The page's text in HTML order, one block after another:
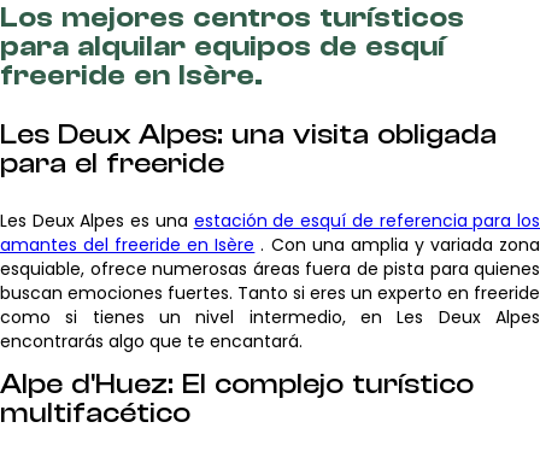
Los mejores centros turísticos
para alquilar equipos de esquí
freeride en Isère.
Les Deux Alpes: una visita obligada
para el freeride
Les Deux Alpes es una estación de esquí de referencia para los
amantes del freeride en Isère . Con una amplia y variada zona
esquiable, ofrece numerosas áreas fuera de pista para quienes
buscan emociones fuertes. Tanto si eres un experto en freeride
como si tienes un nivel intermedio, en Les Deux Alpes
encontrarás algo que te encantará.
Alpe d'Huez: El complejo turístico
multifacético